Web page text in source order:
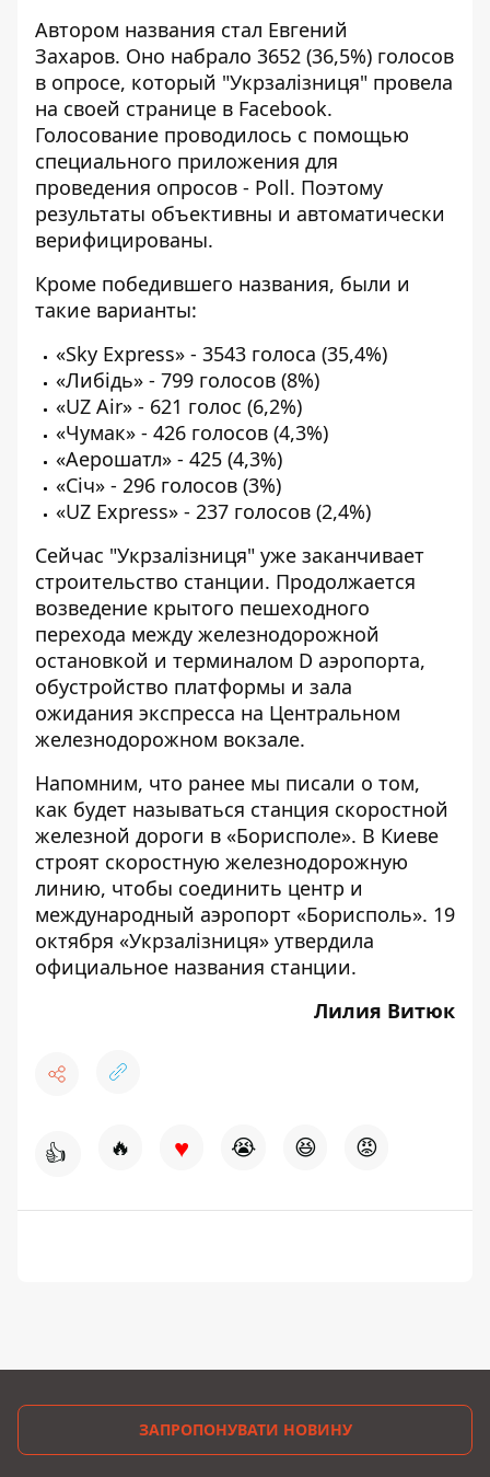
Автором названия стал Евгений
Захаров. Оно набрало 3652 (36,5%) голосов
в опросе, который "Укрзалізниця" провела
на своей странице в Facebook.
Голосование проводилось с помощью
специального приложения для
проведения опросов - Poll. Поэтому
результаты объективны и автоматически
верифицированы.
Кроме победившего названия, были и
такие варианты:
«Sky Express» - 3543 голоса (35,4%)
«Либідь» - 799 голосов (8%)
«UZ Air» - 621 голос (6,2%)
«Чумак» - 426 голосов (4,3%)
«Аерошатл» - 425 (4,3%)
«Січ» - 296 голосов (3%)
«UZ Express» - 237 голосов (2,4%)
Сейчас "Укрзалізниця" уже заканчивает
строительство станции. Продолжается
возведение крытого пешеходного
перехода между железнодорожной
остановкой и терминалом D аэропорта,
обустройство платформы и зала
ожидания экспресса на Центральном
железнодорожном вокзале.
Напомним, что ранее мы писали о том,
как будет называться станция скоростной
железной дороги в «Борисполе». В Киеве
строят скоростную железнодорожную
линию, чтобы соединить центр и
международный аэропорт «Борисполь». 19
октября «Укрзалізниця» утвердила
официальное названия станции.
Лилия Витюк
👍 🔥 ♥ 😭 😆 😡
ЗАПРОПОНУВАТИ НОВИНУ